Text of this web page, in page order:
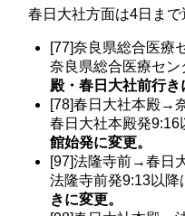
春日大社方面は4日まで
[77]奈良県総合医療
奈良県総合医療セン
殿・春日大社前行き
[78]春日大社本殿→
春日大社本殿発9:16
館始発に変更。
[97]法隆寺前→春日
法隆寺前発9:13以降
きに変更。